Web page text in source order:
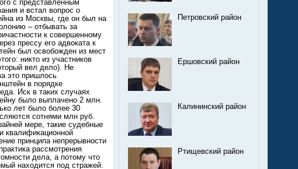
Петровский район
Ершовский район
Калининский район
Ртищевский район